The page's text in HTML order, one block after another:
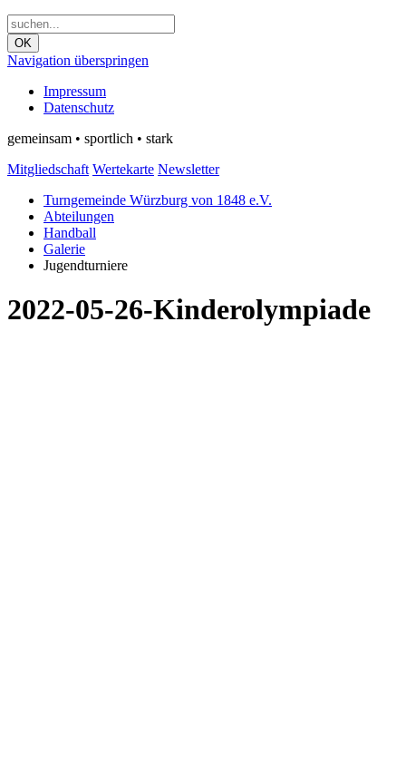
OK
Navigation überspringen
Impressum
Datenschutz
gemeinsam • sportlich • stark
Mitgliedschaft Wertekarte Newsletter
Turngemeinde Würzburg von 1848 e.V.
Abteilungen
Handball
Galerie
Jugendturniere
2022-05-26-Kinderolympiade